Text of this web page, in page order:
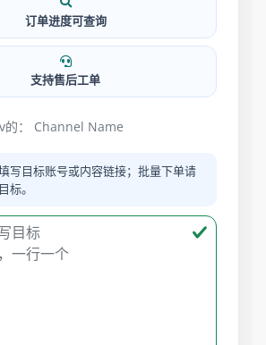
订单进度可查询
支持售后工单
的： Channel Name
写目标账号或内容链接；批量下单请
标。